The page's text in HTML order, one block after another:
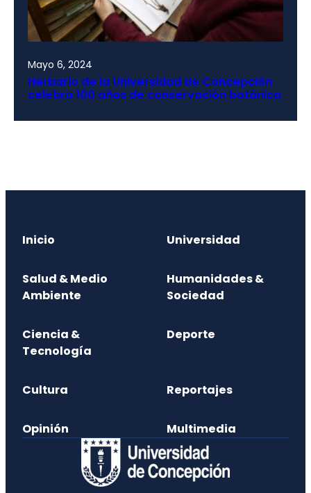
Mayo 6, 2024
Herbario de la Universidad de Concepción
celebra 100 años de conservación botánica
Inicio Universidad
Salud & Medio
Ambiente
Humanidades &
Sociedad
Ciencia &
Tecnología
Deporte
Cultura Reportajes
Opinión Multimedia